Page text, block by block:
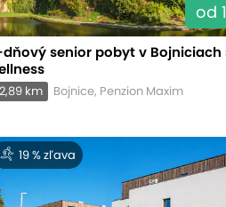
od
senior pobyt v Bojniciach
km Bojnice, Penzion Maxim
19 % zľava